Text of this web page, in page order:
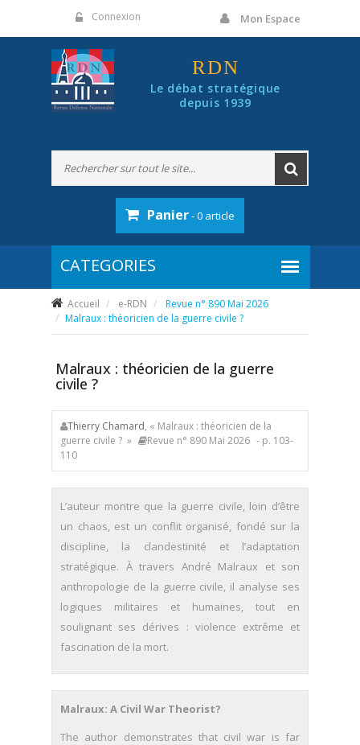
Connexion Mon Espace
RDN
Le débat stratégique
depuis 1939
Panier- 0 article
Accueil e-RDN
Revue n° 890 Mai 2026
Malraux : théoricien de la guerre civile ?
Malraux : théoricien de la guerre
civile ?
Thierry Chamard, « Malraux : théoricien de la
guerre civile ? »
Revue n° 890 Mai 2026 - p. 103-
110
L’auteur montre que la guerre civile, loin d’être
un chaos, est un conflit organisé, fondé sur la
discipline, la clandestinité et l’adaptation
stratégique. À travers André Malraux et son
anthropologie de la guerre civile, il analyse ses
logiques militaires et humaines, tout en
soulignant ses dérives : violence extrême et
fascination de la mort.
Malraux: A Civil War Theorist?
The author demonstrates that civil war is far